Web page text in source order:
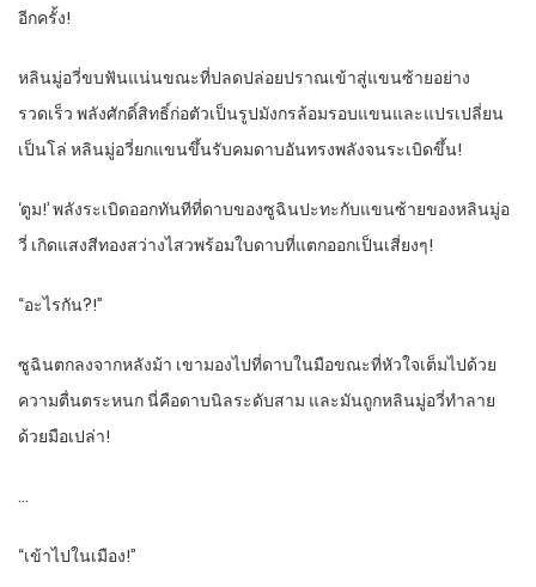
อีกครั้ง!
หลินมู่อวี่ขบฟันแน่นขณะที่ปลดปล่อยปราณเข้าสู่แขนซ้ายอย่าง
รวดเร็ว พลังศักดิ์สิทธิ์ก่อตัวเป็นรูปมังกรล้อมรอบแขนและแปรเปลี่ยน
เป็นโล่ หลินมู่อวี่ยกแขนขึ้นรับคมดาบอันทรงพลังจนระเบิดขึ้น!
‘ตูม!’ พลังระเบิดออกทันทีที่ดาบของซูฉินปะทะกับแขนซ้ายของหลินมู่อ
วี่ เกิดแสงสีทองสว่างไสวพร้อมใบดาบที่แตกออกเป็นเสี่ยงๆ!
“อะไรกัน?!”
ซูฉินตกลงจากหลังม้า เขามองไปที่ดาบในมือขณะที่หัวใจเต็มไปด้วย
ความตื่นตระหนก นี่คือดาบนิลระดับสาม และมันถูกหลินมู่อวี่ทำลาย
ด้วยมือเปล่า!
…
“เข้าไปในเมือง!”